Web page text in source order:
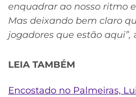
enquadrar ao nosso ritmo
Mas deixando bem claro
jogadores que estão aqui”,
LEIA TAMBÉM
Encostado no Palmeiras,